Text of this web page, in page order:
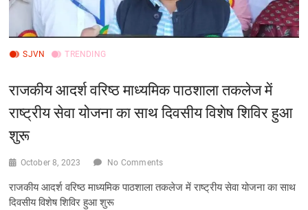
SJVN TRENDING
राजकीय आदर्श वरिष्ठ माध्यमिक पाठशाला तकलेज में
राष्ट्रीय सेवा योजना का साथ दिवसीय विशेष शिविर हुआ
शुरू
October 8, 2023 No Comments
राजकीय आदर्श वरिष्ठ माध्यमिक पाठशाला तकलेज में राष्ट्रीय सेवा योजना का साथ
दिवसीय विशेष शिविर हुआ शुरू